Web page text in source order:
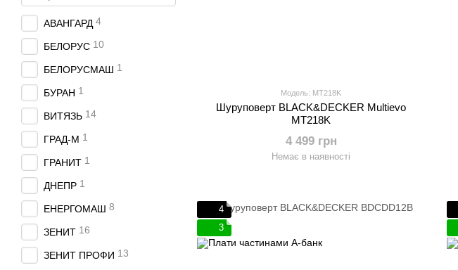
Модель: MT218K
Шуруповерт BLACK&DECKER Multievo
MT218K
4 499 грн
Немає в наявності
4
3
АВАНГАРД 4
БЕЛОРУС 10
БЕЛОРУСМАШ 1
БУРАН 1
ВИТЯЗЬ 14
ГРАД-М 1
ГРАНИТ 1
ДНЕПР 1
ЕНЕРГОМАШ 8
ЗЕНИТ 16
ЗЕНИТ ПРОФИ 13